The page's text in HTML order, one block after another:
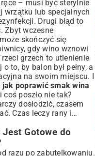
– musi być sterylnie
wrzątku lub specjalnych
Drugi błąd to
Zbyt wczesne
skończyć się
gdy wino wznowi
grzech to utlenienie
to, by balon był pełny, a
na swoim miejscu. I
jak poprawić smak wina
coś poszło nie tak?
dosłodzić, czasem
Czas leczy rany i…
Jest Gotowe do
razu po zabutelkowaniu.